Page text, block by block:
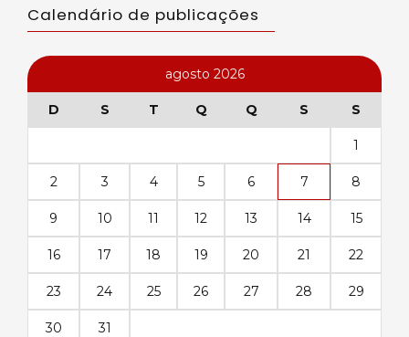
Calendário de publicações
agosto 2026
D S T Q Q S S
1
2 3 4 5 6 7 8
9 10 11 12 13 14 15
16 17 18 19 20 21 22
23 24 25 26 27 28 29
30
31